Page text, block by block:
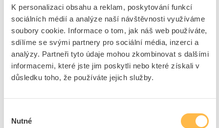
K personalizaci obsahu a reklam, poskytování funkcí
sociálních médií a analýze naší návštěvnosti využíváme
soubory cookie. Informace o tom, jak náš web používáte,
sdílíme se svými partnery pro sociální média, inzerci a
analýzy. Partneři tyto údaje mohou zkombinovat s dalšími
informacemi, které jste jim poskytli nebo které získali v
důsledku toho, že používáte jejich služby.
souhlasu
Nutné
ks do košíku
Přidat k porovnání
3